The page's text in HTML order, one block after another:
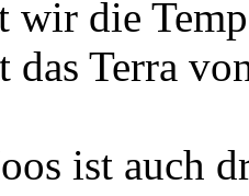
wir die
das Terra
ist auch